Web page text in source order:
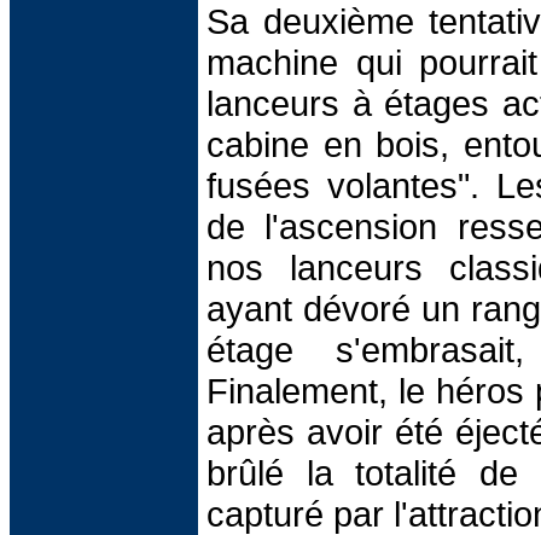
Sa deuxième
machine qui
lanceurs à étages
cabine en bois,
fusées volantes".
de l'ascension
nos lanceurs
ayant dévoré un
étage
Finalement, le
après avoir été
brûlé la totalité
capturé par